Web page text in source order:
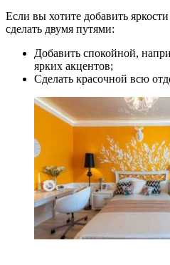
Если вы хотите добавить
сделать двумя путями:
Добавить спокойной,
ярких акцентов;
Сделать красочной всю